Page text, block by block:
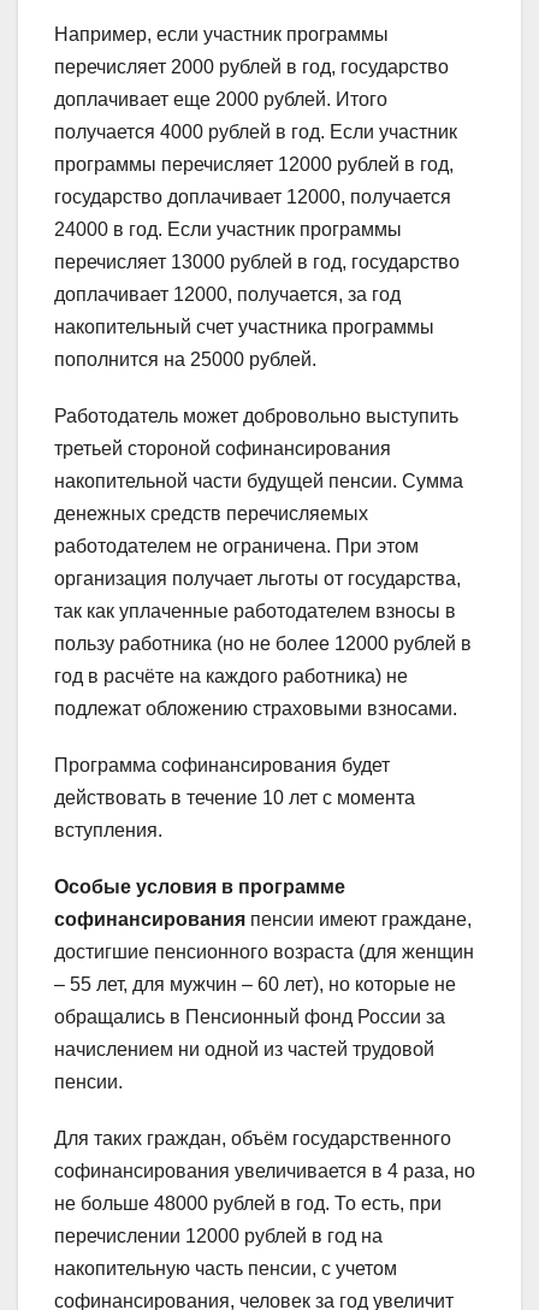
Например, если участник программы
перечисляет 2000 рублей в год, государство
доплачивает еще 2000 рублей. Итого
получается 4000 рублей в год. Если участник
программы перечисляет 12000 рублей в год,
государство доплачивает 12000, получается
24000 в год. Если участник программы
перечисляет 13000 рублей в год, государство
доплачивает 12000, получается, за год
накопительный счет участника программы
пополнится на 25000 рублей.
Работодатель может добровольно выступить
третьей стороной софинансирования
накопительной части будущей пенсии. Сумма
денежных средств перечисляемых
работодателем не ограничена. При этом
организация получает льготы от государства,
так как уплаченные работодателем взносы в
пользу работника (но не более 12000 рублей в
год в расчёте на каждого работника) не
подлежат обложению страховыми взносами.
Программа софинансирования будет
действовать в течение 10 лет с момента
вступления.
Особые условия в программе
софинансирования пенсии имеют граждане,
достигшие пенсионного возраста (для женщин
– 55 лет, для мужчин – 60 лет), но которые не
обращались в Пенсионный фонд России за
начислением ни одной из частей трудовой
пенсии.
Для таких граждан, объём государственного
софинансирования увеличивается в 4 раза, но
не больше 48000 рублей в год. То есть, при
перечислении 12000 рублей в год на
накопительную часть пенсии, с учетом
софинансирования, человек за год увеличит